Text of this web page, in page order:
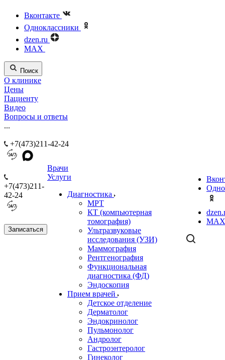
Вконтакте
Одноклассники
dzen.ru
MAX
Поиск
О клинике
Цены
Пациенту
Видео
Вопросы и ответы
...
+7(473)211-42-24
+7(473)211-
42-24
Записаться
Врачи
Услуги
Диагностика
МРТ
КТ (компьютерная
томография)
Ультразвуковые
исследования (УЗИ)
Маммография
Рентгенография
Функциональная
диагностика (ФД)
Эндоскопия
Прием врачей
Детское отделение
Дерматолог
Эндокринолог
Пульмонолог
Андролог
Гастроэнтеролог
Гинеколог